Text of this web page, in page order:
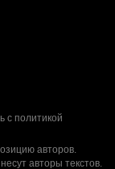
с политикой
авторов.
авторы текстов.